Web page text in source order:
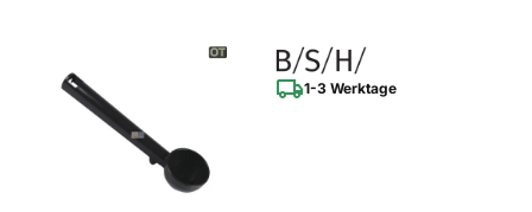
1-3 Werktage